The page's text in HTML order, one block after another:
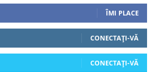
ÎMI PLACE
CONECTAȚI-VĂ
CONECTAȚI-VĂ